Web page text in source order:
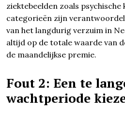
ziektebeelden zoals psychische
categorieën zijn
van het langdurig verzuim in
altijd op de totale waarde van
de maandelijkse premie.
Fout 2: Een te
wachtperiode